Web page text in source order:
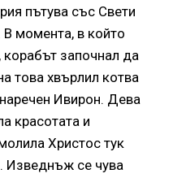
пътува със Свети
момента, в който
корабът започнал да
това хвърлил котва
Ивирон. Дева
красотата и
Христос тук
Изведнъж се чува